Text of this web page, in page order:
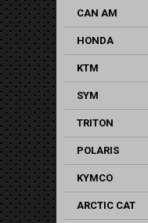
CAN AM
HONDA
KTM
SYM
TRITON
POLARIS
KYMCO
ARCTIC CAT